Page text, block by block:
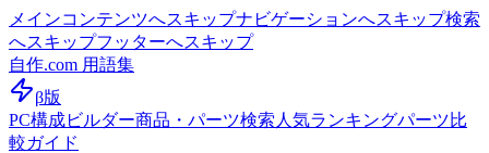
メインコンテンツへスキップナビゲーションへスキップ検索
へスキップフッターへスキップ
自作.com 用語集
β版
PC構成ビルダー商品・パーツ検索 人気ランキングパーツ比
較ガイド